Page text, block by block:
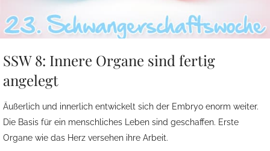
SSW 8: Innere Organe sind fertig
angelegt
Äußerlich und innerlich entwickelt sich der Embryo enorm weiter.
Die Basis für ein menschliches Leben sind geschaffen. Erste
Organe wie das Herz versehen ihre Arbeit.